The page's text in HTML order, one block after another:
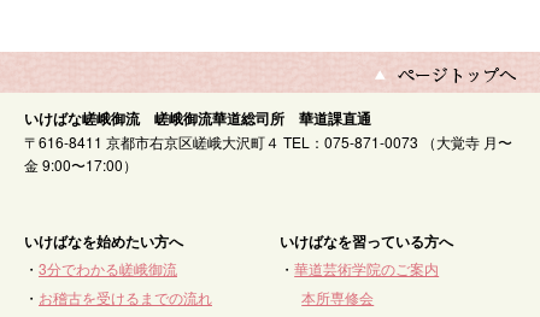
いけばな嵯峨御流 嵯峨御流華道総司所 華道課直通
〒616-8411 京都市右京区嵯峨大沢町４ TEL：075-871-0073 （大覚寺 月〜
金 9:00〜17:00）
いけばなを始めたい方へ
・ 3分でわかる嵯峨御流
・ お稽古を受けるまでの流れ
いけばなを習っている方へ
・華道芸術学院のご案内
本所専修会